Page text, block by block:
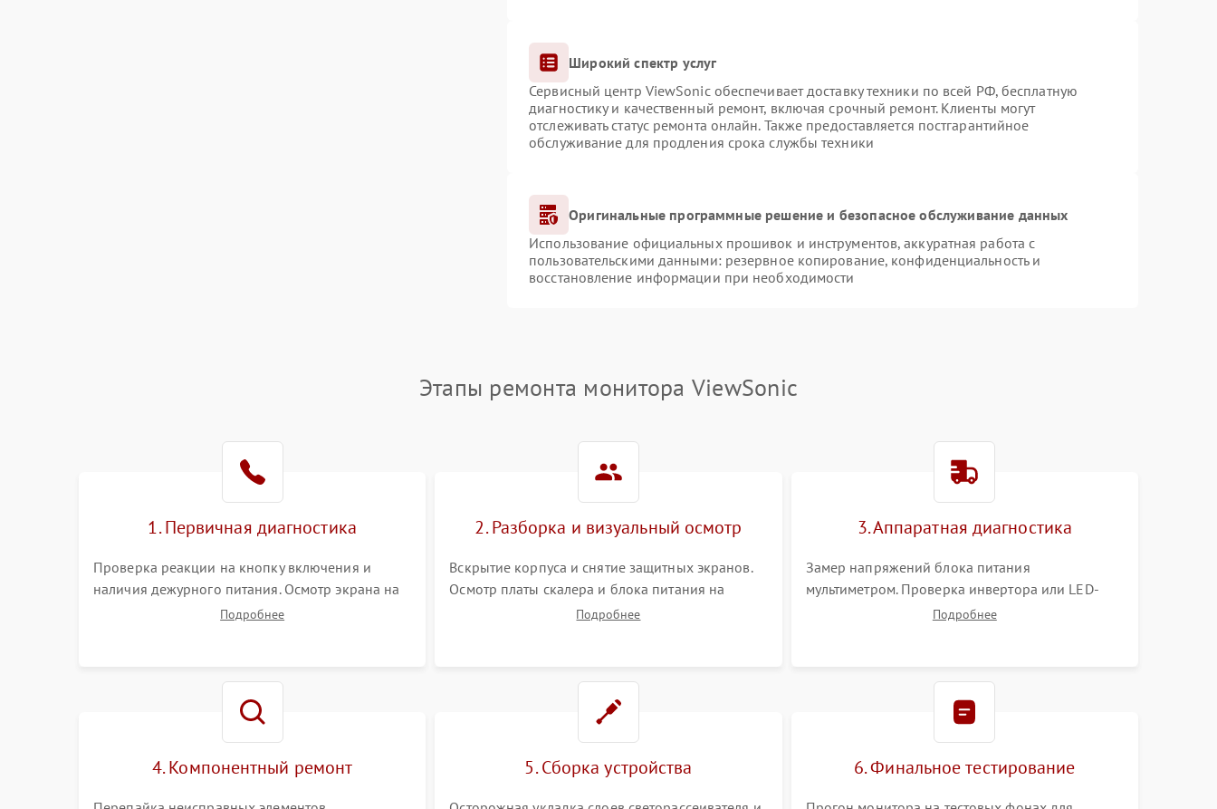
Широкий спектр услуг
Сервисный центр ViewSonic обеспечивает доставку техники по всей РФ, бесплатную
диагностику и качественный ремонт, включая срочный ремонт. Клиенты могут
отслеживать статус ремонта онлайн. Также предоставляется постгарантийное
обслуживание для продления срока службы техники
Оригинальные программные решение и безопасное обслуживание данных
Использование официальных прошивок и инструментов, аккуратная работа с
пользовательскими данными: резервное копирование, конфиденциальность и
восстановление информации при необходимости
Этапы ремонта монитора ViewSonic
1. Первичная диагностика
Проверка реакции на кнопку включения и
наличия дежурного питания. Осмотр экрана на
механические повреждения. Подключение к ПК
Подробнее
2. Разборка и визуальный осмотр
Вскрытие корпуса и снятие защитных экранов.
Осмотр платы скалера и блока питания на
наличие вздутых конденсаторов, прогаров,
Подробнее
3. Аппаратная диагностика
Замер напряжений блока питания
мультиметром. Проверка инвертора или LED-
драйвера подсветки. Диагностика цепей
Подробнее
4. Компонентный ремонт 5. Сборка устройства 6. Финальное тестирование